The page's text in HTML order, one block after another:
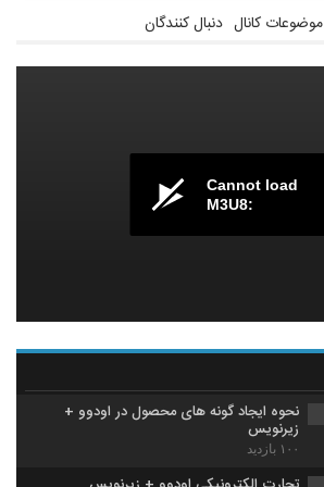
موضوعات کانال دنبال کنندگان
Cannot load
M3U8:
نحوه ایجاد گونه های محصول در اودوو +
زیرنویس
۱۰۰ بازدید